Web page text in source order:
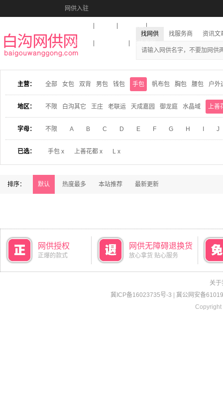
网供入驻
收藏本站
找网供 找服务商 资讯文
主营： 全部 女包 双背 男包 钱包 手包 帆布包 胸包 腰包 户外
地区： 不限 白沟其它 王庄 老联运 天成嘉园 御龙庭 水晶域 上善
字母： 不限 A B C D E F G H J
已选： 手包 x 上善花都 x L x
排序： 默认 热度最多 本站推荐 最新更新
网供授权
正爆的款式
网供无障碍退换货
放心拿货 贴心服务
关于
冀ICP备16023735号-3
冀公网安备